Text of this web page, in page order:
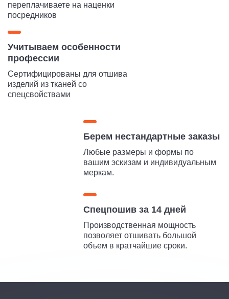
переплачиваете на наценки
посредников
Учитываем особенности
профессии
Сертифицированы для отшива
изделий из тканей со
спецсвойствами
Берем нестандартные заказы
Любые размеры и формы по
вашим эскизам и индивидуальным
меркам.
Спецпошив за 14 дней
Производственная мощность
позволяет отшивать большой
объем в кратчайшие сроки.